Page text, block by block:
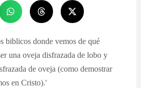
biblicos donde vemos de qué
una oveja disfrazada de lobo y
de oveja (como demostrar
en Cristo).'